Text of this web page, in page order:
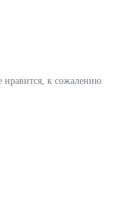
нравится, к сожалению